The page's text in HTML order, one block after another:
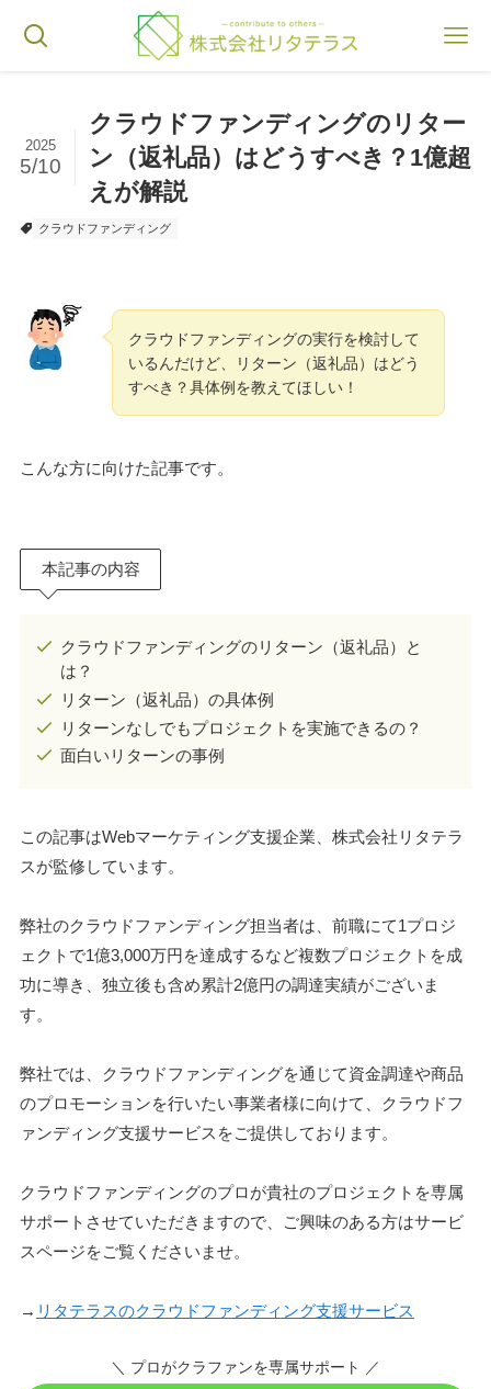
クラウドファンディングのリター
ン（返礼品）はどうすべき？1億超
えが解説
2025
5/10
クラウドファンディング
クラウドファンディングの実行を検討して
いるんだけど、リターン（返礼品）はどう
すべき？具体例を教えてほしい！
こんな方に向けた記事です。
本記事の内容
クラウドファンディングのリターン（返礼品）と
は？
リターン（返礼品）の具体例
リターンなしでもプロジェクトを実施できるの？
面白いリターンの事例
この記事はWebマーケティング支援企業、株式会社リタテラ
スが監修しています。
弊社のクラウドファンディング担当者は、前職にて1プロジ
ェクトで1億3,000万円を達成するなど複数プロジェクトを成
功に導き、独立後も含め累計2億円の調達実績がございま
す。
弊社では、クラウドファンディングを通じて資金調達や商品
のプロモーションを行いたい事業者様に向けて、クラウドフ
ァンディング支援サービスをご提供しております。
クラウドファンディングのプロが貴社のプロジェクトを専属
サポートさせていただきますので、ご興味のある方はサービ
スページをご覧くださいませ。
→ リタテラスのクラウドファンディング支援サービス
＼ プロがクラファンを専属サポート ／